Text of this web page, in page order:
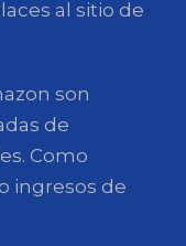
al sitio de
son
de
Como
ingresos de